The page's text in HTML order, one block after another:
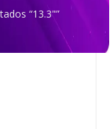
“13.3"”